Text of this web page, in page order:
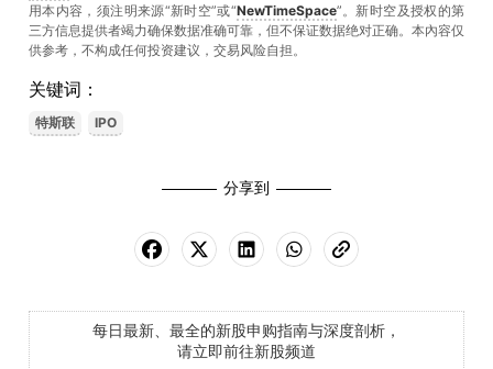
用本内容，须注明来源“新时空”或“NewTimeSpace”。新时空及授权的第
三方信息提供者竭力确保数据准确可靠，但不保证数据绝对正确。本內容仅
供参考，不构成任何投资建议，交易风险自担。
关键词：
特斯联 IPO
分享到
每日最新、最全的新股申购指南与深度剖析，
请立即前往新股频道